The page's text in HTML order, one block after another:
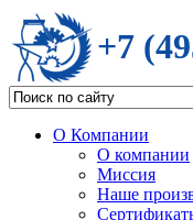
+7
О Компании
О компании
Миссия
Наше